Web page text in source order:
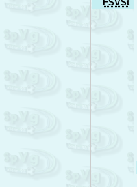
FSVSt